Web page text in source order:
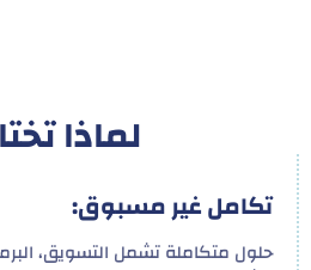
لماذا
تكامل غير مسبوق:
حلول متكاملة تشمل التسويق،